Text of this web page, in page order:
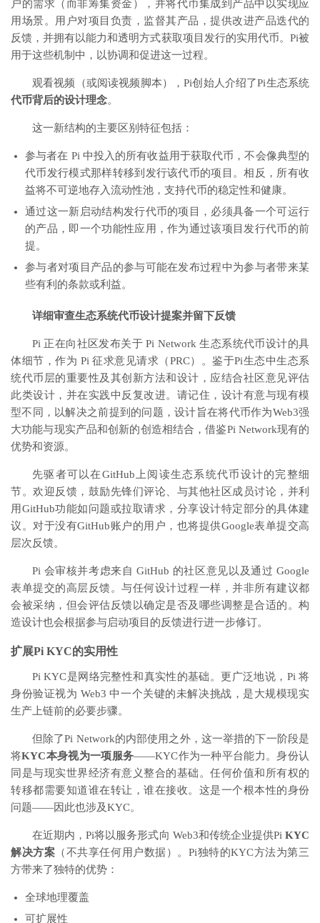
户的需求（而非筹集资金），并将代币集成到产品中以实现应
用场景。用户对项目负责，监督其产品，提供改进产品迭代的
反馈，并拥有以能力和透明方式获取项目发行的实用代币。Pi被
用于这些机制中，以协调和促进这一过程。
观看视频（或阅读视频脚本），Pi创始人介绍了Pi生态系统
代币背后的设计理念。
这一新结构的主要区别特征包括：
参与者在 Pi 中投入的所有收益用于获取代币，不会像典型的
代币发行模式那样转移到发行该代币的项目。相反，所有收
益将不可逆地存入流动性池，支持代币的稳定性和健康。
通过这一新启动结构发行代币的项目，必须具备一个可运行
的产品，即一个功能性应用，作为通过该项目发行代币的前
提。
参与者对项目产品的参与可能在发布过程中为参与者带来某
些有利的条款或利益。
详细审查生态系统代币设计提案并留下反馈
Pi 正在向社区发布关于 Pi Network 生态系统代币设计的具
体细节，作为 Pi 征求意见请求（PRC）。鉴于Pi生态中生态系
统代币层的重要性及其创新方法和设计，应结合社区意见评估
此类设计，并在实践中反复改进。请记住，设计有意与现有模
型不同，以解决之前提到的问题，设计旨在将代币作为Web3强
大功能与现实产品和创新的创造相结合，借鉴Pi Network现有的
优势和资源。
先驱者可以在GitHub上阅读生态系统代币设计的完整细
节。欢迎反馈，鼓励先锋们评论、与其他社区成员讨论，并利
用GitHub功能如问题或拉取请求，分享设计特定部分的具体建
议。对于没有GitHub账户的用户，也将提供Google表单提交高
层次反馈。
Pi 会审核并考虑来自 GitHub 的社区意见以及通过 Google
表单提交的高层反馈。与任何设计过程一样，并非所有建议都
会被采纳，但会评估反馈以确定是否及哪些调整是合适的。构
造设计也会根据参与启动项目的反馈进行进一步修订。
扩展Pi KYC的实用性
Pi KYC是网络完整性和真实性的基础。更广泛地说，Pi 将
身份验证视为 Web3 中一个关键的未解决挑战，是大规模现实
生产上链前的必要步骤。
但除了Pi Network的内部使用之外，这一举措的下一阶段是
将KYC本身视为一项服务——KYC作为一种平台能力。身份认
同是与现实世界经济有意义整合的基础。任何价值和所有权的
转移都需要知道谁在转让，谁在接收。这是一个根本性的身份
问题——因此也涉及KYC。
在近期内，Pi将以服务形式向 Web3和传统企业提供Pi KYC
解决方案 （不共享任何用户数据）。Pi独特的KYC方法为第三
方带来了独特的优势：
全球地理覆盖
可扩展性